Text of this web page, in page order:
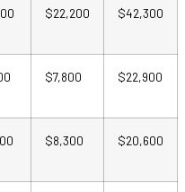
$22,200 $42,300
$7,800 $22,900
$8,300 $20,600